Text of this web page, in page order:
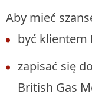
Aby mieć
być klientem
zapisać się
British Gas